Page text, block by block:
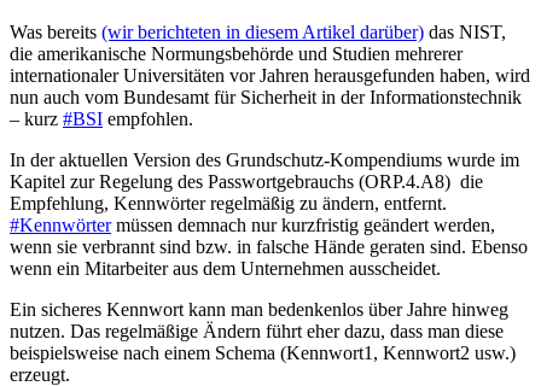
Was bereits (wir berichteten in diesem Artikel darüber) das NIST,
die amerikanische Normungsbehörde und Studien mehrerer
internationaler Universitäten vor Jahren herausgefunden haben, wird
nun auch vom Bundesamt für Sicherheit in der Informationstechnik
– kurz #BSI empfohlen.
In der aktuellen Version des Grundschutz-Kompendiums wurde im
Kapitel zur Regelung des Passwortgebrauchs (ORP.4.A8) die
Empfehlung, Kennwörter regelmäßig zu ändern, entfernt.
#Kennwörtermüssen demnach nur kurzfristig geändert werden,
wenn sie verbrannt sind bzw. in falsche Hände geraten sind. Ebenso
wenn ein Mitarbeiter aus dem Unternehmen ausscheidet.
Ein sicheres Kennwort kann man bedenkenlos über Jahre hinweg
nutzen. Das regelmäßige Ändern führt eher dazu, dass man diese
beispielsweise nach einem Schema (Kennwort1, Kennwort2 usw.)
erzeugt.